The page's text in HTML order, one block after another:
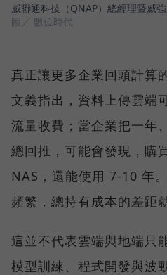
威聯通科技（QNAP）總經理暨威
圖／ 數位時代
真正讓更多企業回頭計算
文義指出，資料上傳雲端
流量收費；當企業把一年
總回推，可能會發現，購
NAS，還能使用 7-10 年
頻繁，總持有成本的差距
這並不代表雲端與地端只
模型訓練、程式開發與波